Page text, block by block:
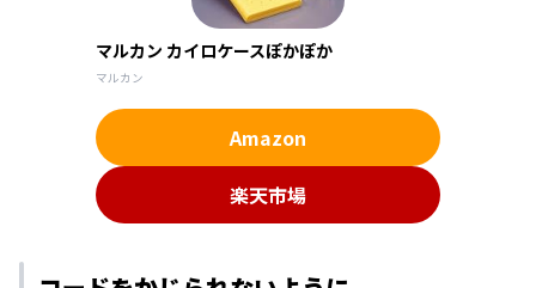
マルカン カイロケースぽかぽか
マルカン
Amazon
楽天市場